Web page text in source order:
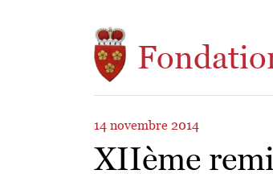
14 novembre 2014
XIIème